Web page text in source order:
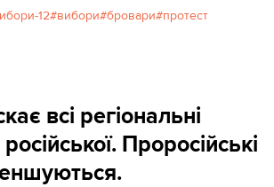
12 вибори бровари протест
всі регіональні
Проросійські